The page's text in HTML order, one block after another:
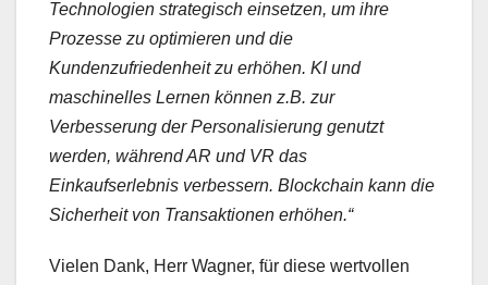
Technologien strategisch einsetzen, um ihre
Prozesse zu optimieren und die
Kundenzufriedenheit zu erhöhen. KI und
maschinelles Lernen können z.B. zur
Verbesserung der Personalisierung genutzt
werden, während AR und VR das
Einkaufserlebnis verbessern. Blockchain kann die
Sicherheit von Transaktionen erhöhen.“
Vielen Dank, Herr Wagner, für diese wertvollen